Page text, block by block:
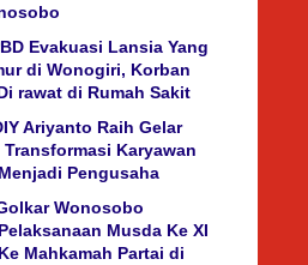
Evakuasi Lansia Yang
di Wonogiri, Korban
rawat di Rumah Sakit
Ariyanto Raih Gelar
Karyawan
Pengusaha
Wonosobo
Musda Ke XI
Mahkamah Partai di